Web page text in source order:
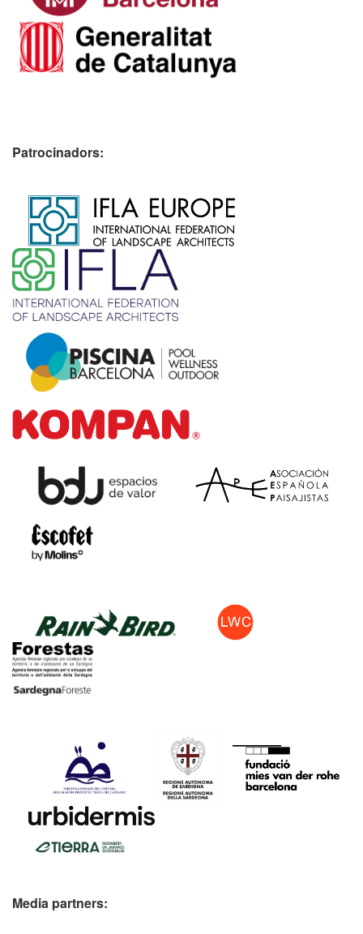
Patrocinadors:
Media partners: